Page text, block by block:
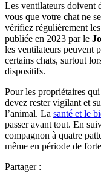
Les ventilateurs doivent
vous que votre chat ne
vérifiez régulièrement
publiée en 2023 par le
les ventilateurs peuvent
certains chats, surtout
dispositifs.
Pour les propriétaires
devez rester vigilant et
l’animal. La santé et le
passer avant tout. En
compagnon à quatre
même en période de
Partager :